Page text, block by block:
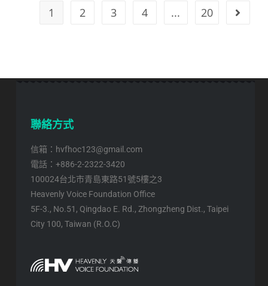
1 2 3 4 ... 20
聯絡方式
信箱：hvfhoc123@gmail.com
電話：+886-2-2322-3420
100024台北市青島東路51號5樓之3
Heavenly Voice Foundation Office
5F-3., No.51, Qingdao E. Rd., Zhongzheng Dist., Taipei
City 100, Taiwan (R.O.C)